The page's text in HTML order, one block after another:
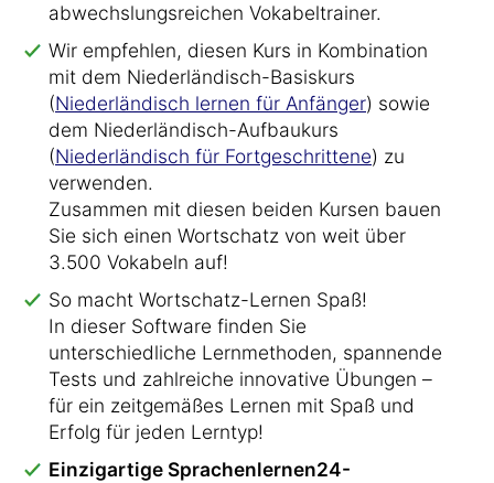
abwechslungsreichen Vokabeltrainer.
Wir empfehlen, diesen Kurs in Kombination
mit dem Niederländisch-Basiskurs
(Niederländisch lernen für Anfänger) sowie
dem Niederländisch-Aufbaukurs
(Niederländisch für Fortgeschrittene) zu
verwenden.
Zusammen mit diesen beiden Kursen bauen
Sie sich einen Wortschatz von weit über
3.500 Vokabeln auf!
So macht Wortschatz-Lernen Spaß!
In dieser Software finden Sie
unterschiedliche Lernmethoden, spannende
Tests und zahlreiche innovative Übungen –
für ein zeitgemäßes Lernen mit Spaß und
Erfolg für jeden Lerntyp!
Einzigartige Sprachenlernen24-